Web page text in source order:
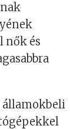
nők és
államokbeli